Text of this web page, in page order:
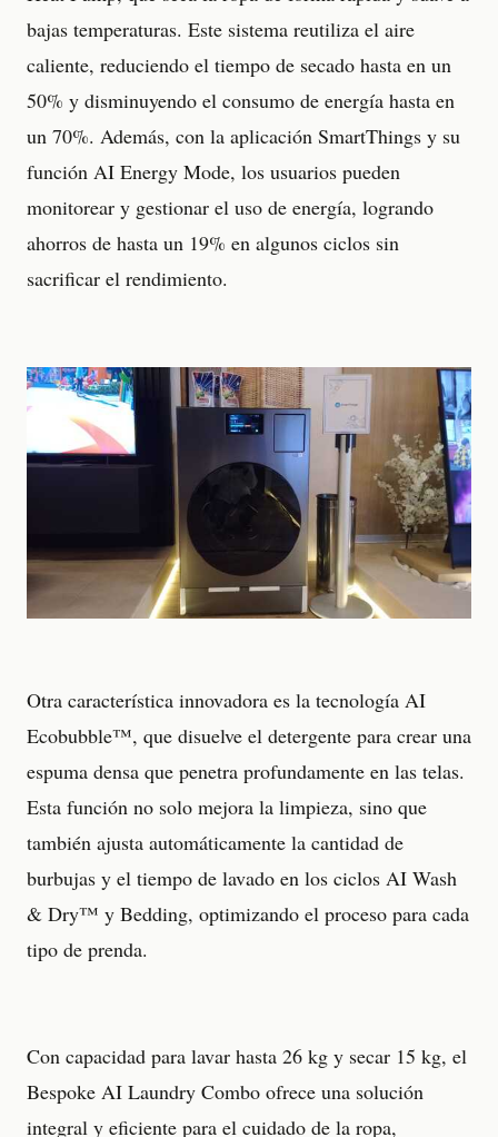
bajas temperaturas. Este sistema reutiliza el aire
caliente, reduciendo el tiempo de secado hasta en un
50% y disminuyendo el consumo de energía hasta en
un 70%. Además, con la aplicación SmartThings y su
función AI Energy Mode, los usuarios pueden
monitorear y gestionar el uso de energía, logrando
ahorros de hasta un 19% en algunos ciclos sin
sacrificar el rendimiento.
Otra característica innovadora es la tecnología AI
Ecobubble™, que disuelve el detergente para crear una
espuma densa que penetra profundamente en las telas.
Esta función no solo mejora la limpieza, sino que
también ajusta automáticamente la cantidad de
burbujas y el tiempo de lavado en los ciclos AI Wash
& Dry™ y Bedding, optimizando el proceso para cada
tipo de prenda.
Con capacidad para lavar hasta 26 kg y secar 15 kg, el
Bespoke AI Laundry Combo ofrece una solución
integral y eficiente para el cuidado de la ropa,